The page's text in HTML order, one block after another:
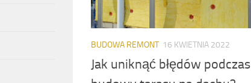
BUDOWA REMONT 16 KWIETNIA 2022
Jak uniknąć błędów podczas